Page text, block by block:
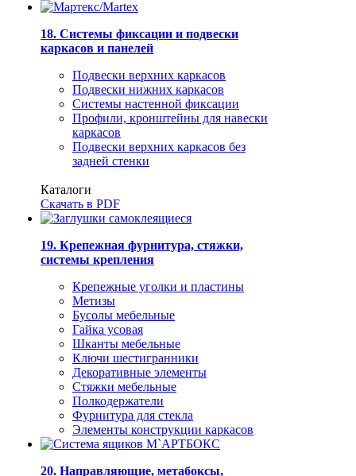
18. Системы фиксации и подвески
каркасов и панелей
Подвески верхних каркасов
Подвески нижних каркасов
Системы настенной фиксации
Профили, кронштейны для навески
каркасов
Подвески верхних каркасов без
задней стенки
Каталоги
Скачать в PDF
19. Крепежная фурнитура, стяжки,
системы крепления
Крепежные уголки и пластины
Метизы
Бусолы мебельные
Гайка усовая
Шканты мебельные
Ключи шестигранники
Декоративные элементы
Стяжки мебельные
Полкодержатели
Фурнитура для стекла
Элементы конструкции каркасов
20. Направляющие, метабоксы,